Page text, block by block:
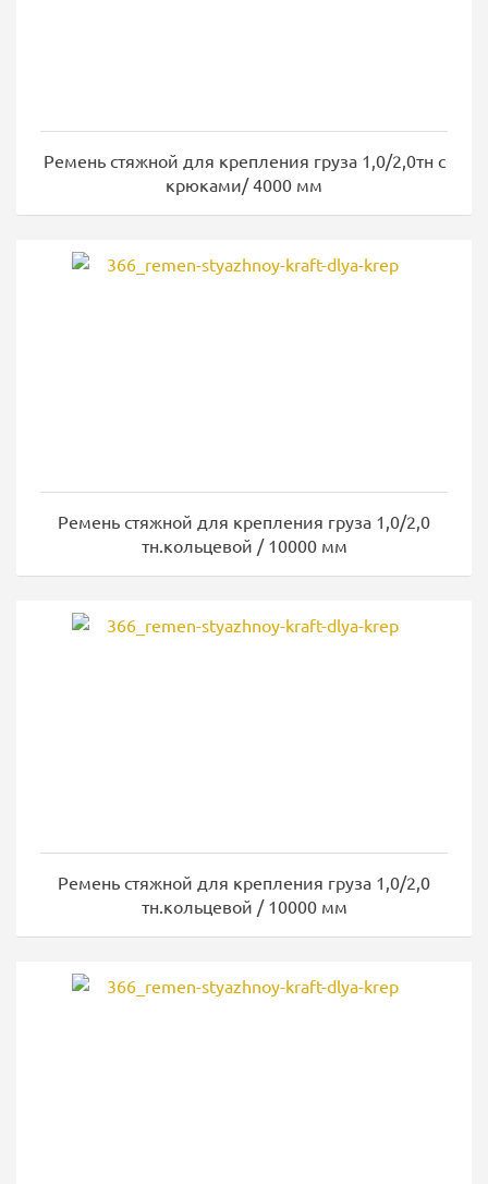
Ремень стяжной для крепления груза 1,0/2,0тн с
крюками/ 4000 мм
Ремень стяжной для крепления груза 1,0/2,0
тн.кольцевой / 10000 мм
Ремень стяжной для крепления груза 1,0/2,0
тн.кольцевой / 10000 мм